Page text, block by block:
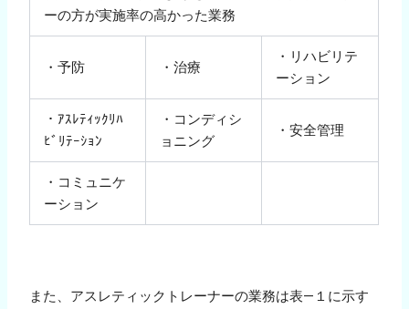
ーの方が実施率の高かった業務
・予防 ・治療
・リハビリテ
ーション
・ｱｽﾚﾃｨｯｸﾘﾊ
ﾋﾞﾘﾃｰｼｮﾝ
・コンディシ
ョニング
・安全管理
・コミュニケ
ーション
また、アスレティックトレーナーの業務は表―１に示す